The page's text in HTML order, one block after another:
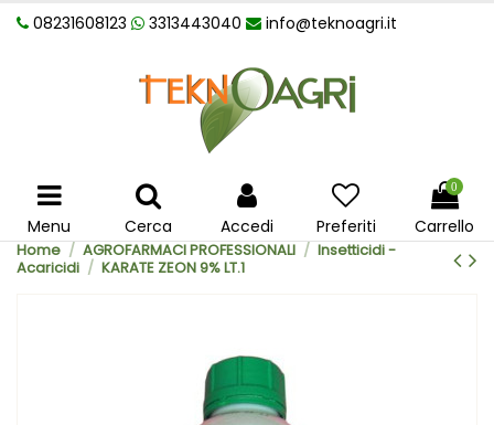
08231608123 3313443040 info@teknoagri.it
Menu Cerca Accedi Preferiti
0
Carrello
Home AGROFARMACI PROFESSIONALI
Insetticidi -
Acaricidi
KARATE ZEON 9% LT.1